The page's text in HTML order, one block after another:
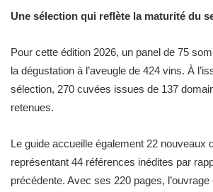
Une sélection qui reflète la maturité du
Pour cette édition 2026, un panel de 75
la dégustation à l’aveugle de 424 vins. À
sélection, 270 cuvées issues de 137
retenues.
Le guide accueille également 22 nouveaux
représentant 44 références inédites par
précédente. Avec ses 220 pages,